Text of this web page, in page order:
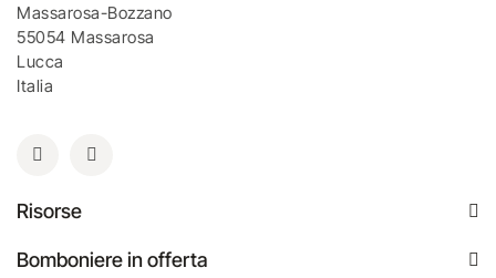
Massarosa-Bozzano
55054 Massarosa
Lucca
Italia
Risorse
Bomboniere in offerta